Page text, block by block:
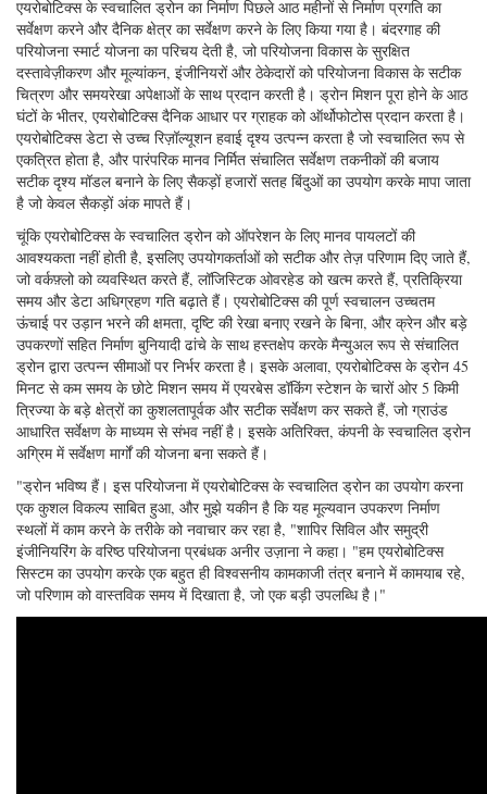
सर्वेक्षण करने और दैनिक क्षेत्र का सर्वेक्षण करने के लिए किया गया है। बंदरगाह की
परियोजना स्मार्ट योजना का परिचय देती है, जो परियोजना विकास के सुरक्षित
दस्तावेज़ीकरण और मूल्यांकन, इंजीनियरों और ठेकेदारों को परियोजना विकास के सटीक
चित्रण और समयरेखा अपेक्षाओं के साथ प्रदान करती है। ड्रोन मिशन पूरा होने के आठ
घंटों के भीतर, एयरोबोटिक्स दैनिक आधार पर ग्राहक को ऑर्थोफोटोस प्रदान करता है।
एयरोबोटिक्स डेटा से उच्च रिज़ॉल्यूशन हवाई दृश्य उत्पन्न करता है जो स्वचालित रूप से
एकत्रित होता है, और पारंपरिक मानव निर्मित संचालित सर्वेक्षण तकनीकों की बजाय
सटीक दृश्य मॉडल बनाने के लिए सैकड़ों हजारों सतह बिंदुओं का उपयोग करके मापा जाता
है जो केवल सैकड़ों अंक मापते हैं।
चूंकि एयरोबोटिक्स के स्वचालित ड्रोन को ऑपरेशन के लिए मानव पायलटों की
आवश्यकता नहीं होती है, इसलिए उपयोगकर्ताओं को सटीक और तेज़ परिणाम दिए जाते हैं,
जो वर्कफ़्लो को व्यवस्थित करते हैं, लॉजिस्टिक ओवरहेड को खत्म करते हैं, प्रतिक्रिया
समय और डेटा अधिग्रहण गति बढ़ाते हैं। एयरोबोटिक्स की पूर्ण स्वचालन उच्चतम
ऊंचाई पर उड़ान भरने की क्षमता, दृष्टि की रेखा बनाए रखने के बिना, और क्रेन और बड़े
उपकरणों सहित निर्माण बुनियादी ढांचे के साथ हस्तक्षेप करके मैन्युअल रूप से संचालित
ड्रोन द्वारा उत्पन्न सीमाओं पर निर्भर करता है। इसके अलावा, एयरोबोटिक्स के ड्रोन 45
मिनट से कम समय के छोटे मिशन समय में एयरबेस डॉकिंग स्टेशन के चारों ओर 5 किमी
त्रिज्या के बड़े क्षेत्रों का कुशलतापूर्वक और सटीक सर्वेक्षण कर सकते हैं, जो ग्राउंड
आधारित सर्वेक्षण के माध्यम से संभव नहीं है। इसके अतिरिक्त, कंपनी के स्वचालित ड्रोन
अग्रिम में सर्वेक्षण मार्गों की योजना बना सकते हैं।
"ड्रोन भविष्य हैं। इस परियोजना में एयरोबोटिक्स के स्वचालित ड्रोन का उपयोग करना
एक कुशल विकल्प साबित हुआ, और मुझे यकीन है कि यह मूल्यवान उपकरण निर्माण
स्थलों में काम करने के तरीके को नवाचार कर रहा है, "शापिर सिविल और समुद्री
इंजीनियरिंग के वरिष्ठ परियोजना प्रबंधक अनीर उज़ाना ने कहा। "हम एयरोबोटिक्स
सिस्टम का उपयोग करके एक बहुत ही विश्वसनीय कामकाजी तंत्र बनाने में कामयाब रहे,
जो परिणाम को वास्तविक समय में दिखाता है, जो एक बड़ी उपलब्धि है।"